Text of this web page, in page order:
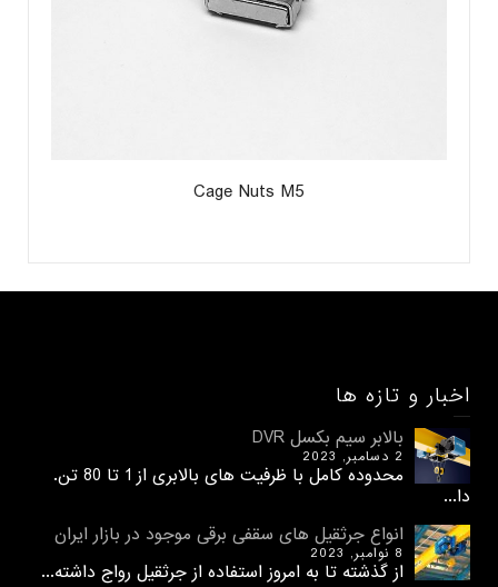
Cage Nuts M5
اخبار و تازه ها
بالابر سیم بکسل DVR
2 دسامبر, 2023
محدوده کامل با ظرفیت های بالابری از 1 تا 80 تن.
دا...
انواع جرثقیل های سقفی برقی موجود در بازار ایران
8 نوامبر, 2023
از گذشته تا به امروز استفاده از جرثقیل رواج داشته...